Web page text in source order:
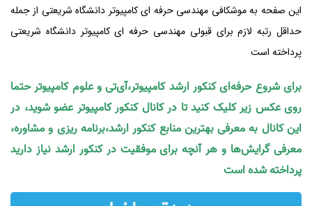
این صفحه به موشکافی مهندسی حرفه ای کامپیوتر دانشگاه شریعتی از جمله
حداقل رتبه لازم برای قبولی مهندسی حرفه ای کامپیوتر دانشگاه شریعتی
پرداخته است
برای شروع حرفه‌ای کنکور ارشد کامپیوتر،آی‌تی و علوم کامپیوتر حتما
روی عکس زیر کلیک کنید تا در کانال کنکور کامپیوتر عضو شوید، در
این کانال به معرفی بهترین منابع کنکور ارشد،برنامه ریزی و مشاوره،
معرفی گرایش‌ها و هر آنچه برای موفقیت در کنکور ارشد نیاز دارید
پرداخته شده است